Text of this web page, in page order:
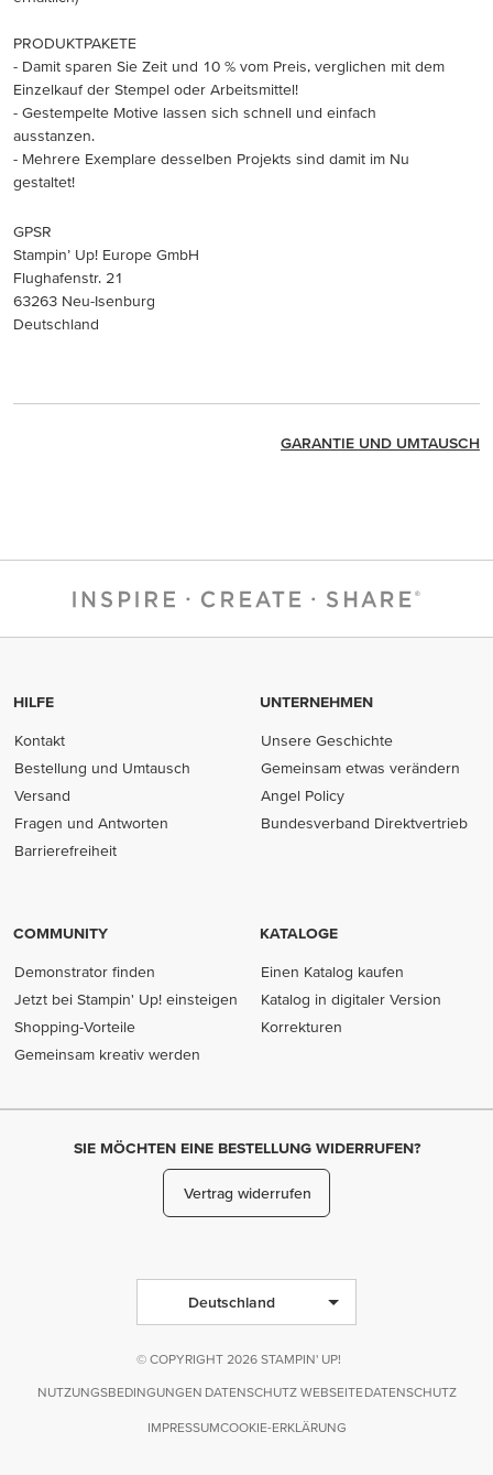
PRODUKTPAKETE
- Damit sparen Sie Zeit und 10 % vom Preis, verglichen mit dem
Einzelkauf der Stempel oder Arbeitsmittel!
- Gestempelte Motive lassen sich schnell und einfach
ausstanzen.
- Mehrere Exemplare desselben Projekts sind damit im Nu
gestaltet!
GPSR
Stampin’ Up! Europe GmbH
Flughafenstr. 21
63263 Neu-Isenburg
Deutschland
GARANTIE UND UMTAUSCH
HILFE
Kontakt
Bestellung und Umtausch
Versand
Fragen und Antworten
Barrierefreiheit
UNTERNEHMEN
Unsere Geschichte
Gemeinsam etwas verändern
Angel Policy
Bundesverband Direktvertrieb
COMMUNITY
Demonstrator finden
Jetzt bei Stampin' Up! einsteigen
Shopping-Vorteile
Gemeinsam kreativ werden
KATALOGE
Einen Katalog kaufen
Katalog in digitaler Version
Korrekturen
SIE MÖCHTEN EINE BESTELLUNG WIDERRUFEN?
Vertrag widerrufen
Deutschland
© COPYRIGHT 2026 STAMPIN' UP!
NUTZUNGSBEDINGUNGEN DATENSCHUTZ WEBSEITE DATENSCHUTZ
IMPRESSUMCOOKIE-ERKLÄRUNG